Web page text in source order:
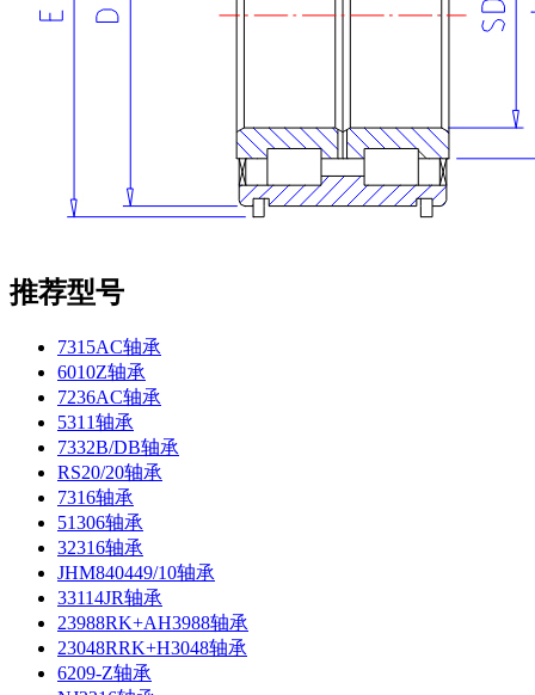
推荐型号
7315AC轴承
6010Z轴承
7236AC轴承
5311轴承
7332B/DB轴承
RS20/20轴承
7316轴承
51306轴承
32316轴承
JHM840449/10轴承
33114JR轴承
23988RK+AH3988轴承
23048RRK+H3048轴承
6209-Z轴承